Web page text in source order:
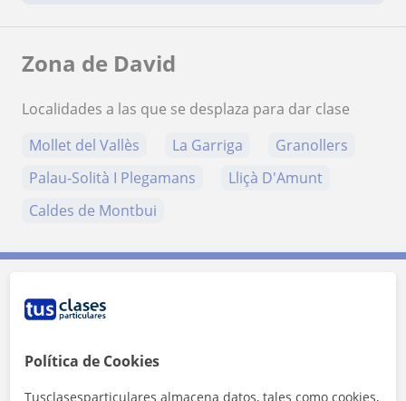
Zona de David
Localidades a las que se desplaza para dar clase
Mollet del Vallès
La Garriga
Granollers
Palau-Solità I Plegamans
Lliçà D'Amunt
Caldes de Montbui
Contacta con David
Tarifa
Política de Cookies
Tusclasesparticulares almacena datos, tales como cookies,